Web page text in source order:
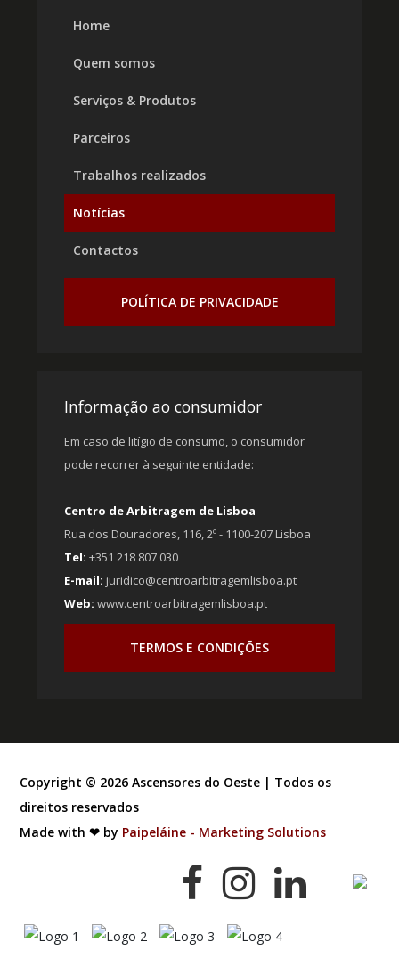
Home
Quem somos
Serviços & Produtos
Parceiros
Trabalhos realizados
Notícias
Contactos
POLÍTICA DE PRIVACIDADE
Informação ao consumidor
Em caso de litígio de consumo, o consumidor
pode recorrer à seguinte entidade:
Centro de Arbitragem de Lisboa
Rua dos Douradores, 116, 2º - 1100-207 Lisboa
Tel: +351 218 807 030
E-mail: juridico@centroarbitragemlisboa.pt
Web: www.centroarbitragemlisboa.pt
TERMOS E CONDIÇÕES
Copyright © 2026 Ascensores do Oeste | Todos os
direitos reservados
Made with ❤ by Paipeláine - Marketing Solutions